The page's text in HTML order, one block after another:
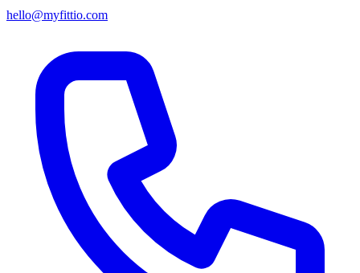
hello@myfittio.com